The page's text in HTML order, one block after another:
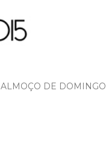
ALMOÇO DE DOMINGO